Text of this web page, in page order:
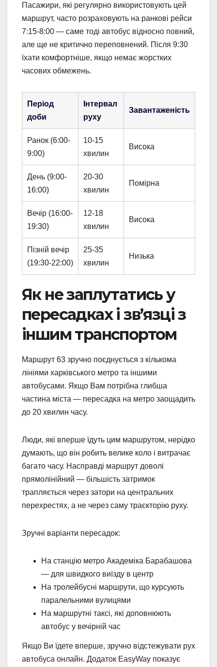
Пасажири, які регулярно використовують цей
маршрут, часто розраховують на ранкові рейси
7:15-8:00 — саме тоді автобус відносно повний,
але ще не критично переповнений. Після 9:30
їхати комфортніше, якщо немає жорстких
часових обмежень.
Період
доби
Інтервал
руху
Завантаженість
Ранок (6:00-
9:00)
10-15
хвилин
Висока
День (9:00-
16:00)
20-30
хвилин
Помірна
Вечір (16:00-
19:30)
12-18
хвилин
Висока
Пізній вечір
(19:30-22:00)
25-35
хвилин
Низька
Як не заплутатись у
пересадках і зв’язці з
іншим транспортом
Маршрут 63 зручно поєднується з кількома
лініями харківського метро та іншими
автобусами. Якщо Вам потрібна глибша
частина міста — пересадка на метро заощадить
до 20 хвилин часу.
Люди, які вперше їдуть цим маршрутом, нерідко
думають, що він робить велике коло і витрачає
багато часу. Насправді маршрут доволі
прямолінійний — більшість затримок
трапляється через затори на центральних
перехрестях, а не через саму траєкторію руху.
Зручні варіанти пересадок:
На станцію метро Академіка Барабашова
— для швидкого виїзду в центр
На тролейбусні маршрути, що курсують
паралельними вулицями
На маршрутні таксі, які доповнюють
автобус у вечірній час
Якщо Ви їдете вперше, зручно відстежувати рух
автобуса онлайн. Додаток EasyWay показує